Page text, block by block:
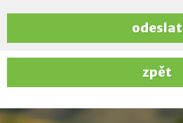
odeslat
zpět